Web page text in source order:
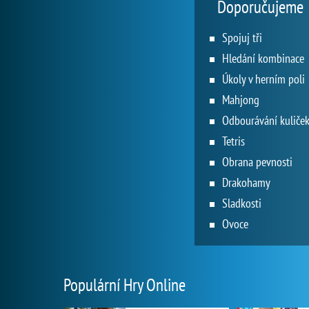
Doporučujeme
Spojuj tři
Hledání kombinace
Úkoly v herním poli
Mahjong
Odbourávání kuliček
Tetris
Obrana pevnosti
Drakohamy
Sladkosti
Ovoce
Populární Hry Online